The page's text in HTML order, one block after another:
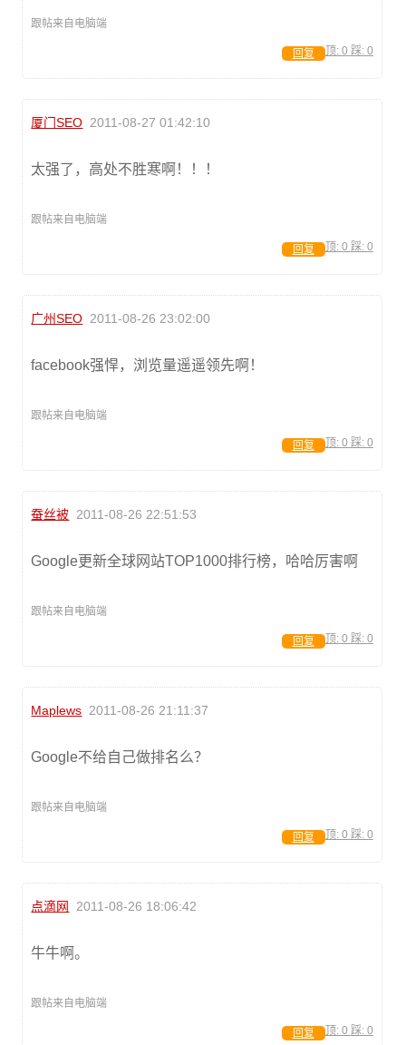
跟帖来自电脑端
顶: 0 踩: 0
回复
厦门SEO 2011-08-27 01:42:10
太强了，高处不胜寒啊！！！
跟帖来自电脑端
顶: 0 踩: 0
回复
广州SEO 2011-08-26 23:02:00
facebook强悍，浏览量遥遥领先啊！
跟帖来自电脑端
顶: 0 踩: 0
回复
蚕丝被 2011-08-26 22:51:53
Google更新全球网站TOP1000排行榜，哈哈厉害啊
跟帖来自电脑端
顶: 0 踩: 0
回复
Maplews 2011-08-26 21:11:37
Google不给自己做排名么？
跟帖来自电脑端
顶: 0 踩: 0
回复
点滴网 2011-08-26 18:06:42
牛牛啊。
跟帖来自电脑端
顶: 0 踩: 0
回复